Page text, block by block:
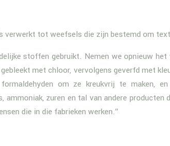
verwerkt tot weefsels die zijn bestemd om
stoffen gebruikt. Nemen we opnieuw
met chloor, vervolgens geverfd met
om ze kreukvrij te maken,
zuren en tal van andere producten
die in die fabrieken werken.”